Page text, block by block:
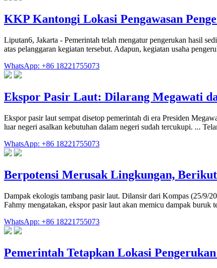
KKP Kantongi Lokasi Pengawasan
Liputan6, Jakarta - Pemerintah telah mengatur pengerukan hasil
atas pelanggaran kegiatan tersebut. Adapun, kegiatan usaha
WhatsApp: +86 18221755073
Ekspor Pasir Laut: Dilarang Megawati
Ekspor pasir laut sempat disetop pemerintah di era Presiden
luar negeri asalkan kebutuhan dalam negeri sudah tercukupi. ...
WhatsApp: +86 18221755073
Berpotensi Merusak Lingkungan,
Dampak ekologis tambang pasir laut. Dilansir dari Kompas (25/9/
Fahmy mengatakan, ekspor pasir laut akan memicu dampak
WhatsApp: +86 18221755073
Pemerintah Tetapkan Lokasi